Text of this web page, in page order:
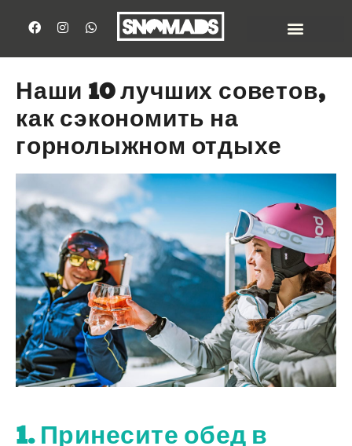
Наши 10 лучших советов,
как сэкономить на
горнолыжном отдыхе
1. Принесите обед в